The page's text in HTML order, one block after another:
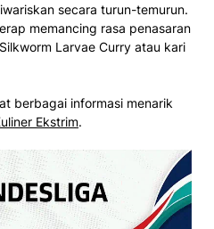
secara turun-temurun.
memancing rasa penasaran
Larvae Curry atau kari
berbagai informasi menarik
Ekstrim.